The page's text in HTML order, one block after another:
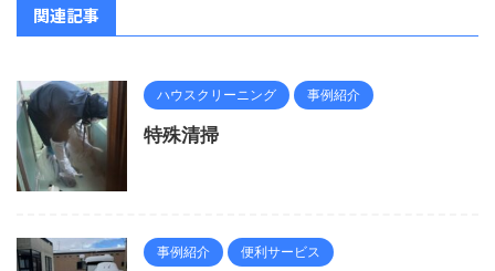
関連記事
ハウスクリーニング 事例紹介
特殊清掃
事例紹介 便利サービス